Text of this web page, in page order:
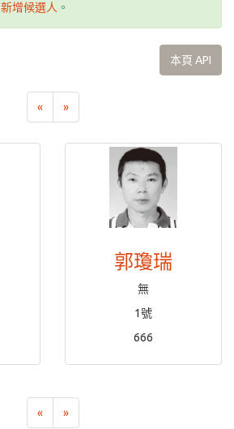
新增候選人 。
本頁 API
« »
郭瓊瑞
無
1號
666
« »